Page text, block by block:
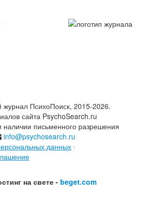
ПсихоПоиск, 2015-2026.
сайта PsychoSearch.ru
наличии письменного разрешения
info@psychosearch.ru
данных ·
на свете -beget.com